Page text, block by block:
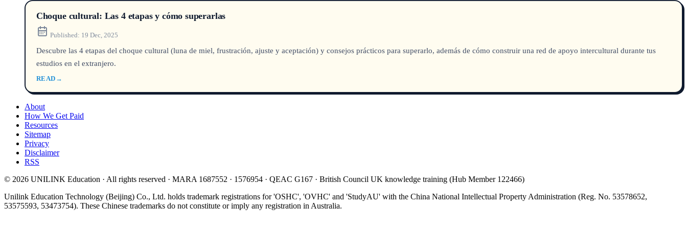
Choque cultural: Las 4 etapas y cómo superarlas
Published: 19 Dec, 2025
Descubre las 4 etapas del choque cultural (luna de miel, frustración, ajuste y aceptación) y consejos prácticos para superarlo, además de cómo construir una red de apoyo intercultural durante tus
estudios en el extranjero.
READ →
About
How We Get Paid
Resources
Sitemap
Privacy
Disclaimer
RSS
© 2026 UNILINK Education · All rights reserved · MARA 1687552 · 1576954 · QEAC G167 · British Council UK knowledge training (Hub Member 122466)
Unilink Education Technology (Beijing) Co., Ltd. holds trademark registrations for 'OSHC', 'OVHC' and 'StudyAU' with the China National Intellectual Property Administration (Reg. No. 53578652,
53575593, 53473754). These Chinese trademarks do not constitute or imply any registration in Australia.